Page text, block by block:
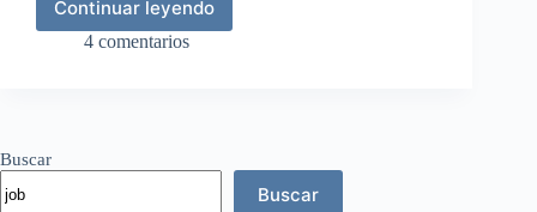
Continuar leyendo
Sed
pacientes
4 comentarios
Buscar
Buscar